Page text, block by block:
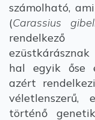
számolható,
(Carassius
rendelkező
hal egyik őse
azért
véletlenszerű,
történő